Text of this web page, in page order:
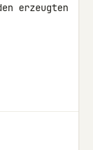
erzeugten